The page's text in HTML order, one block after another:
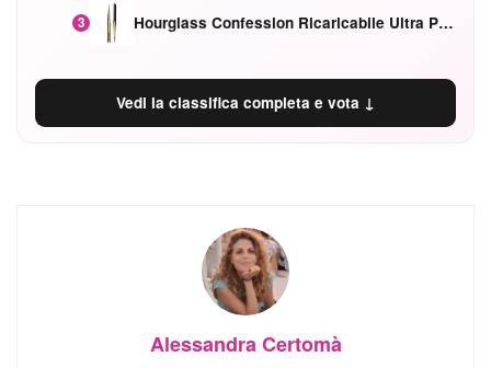
3 Hourglass Confession Ricaricabile Ultra Preciso Ad Alta Intensità Secretly Classic Red
Vedi la classifica completa e vota ↓
Alessandra Certomà